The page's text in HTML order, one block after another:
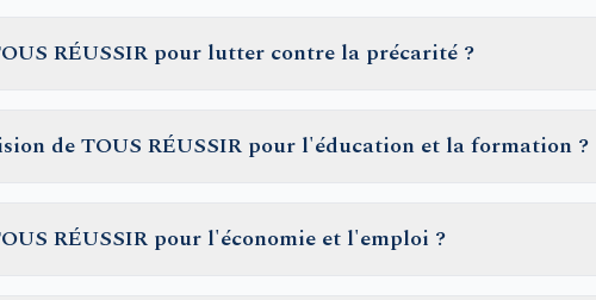
RÉUSSIR pour lutter contre la précarité ?
de TOUS RÉUSSIR pour l'éducation et la formation ?
RÉUSSIR pour l'économie et l'emploi ?